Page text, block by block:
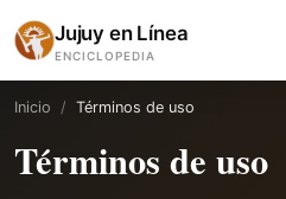
Jujuy en Línea
ENCICLOPEDIA
Inicio Términos de uso
Términos de uso